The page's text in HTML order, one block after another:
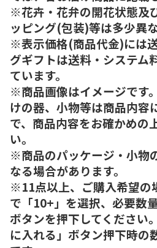
※花卉・花弁の開花状態及
ッピング(包装)等は多少異
※表示価格(商品代金)には
グギフトは送料・システム
ています。
※商品画像はイメージです
けの器、小物等は商品内容
で、商品内容をお確かめの
い。
※商品のパッケージ・小物
なる場合があります。
※11点以上、ご購入希望の
で「10+」を選択、必要数
ボタンを押下してください
に入れる」ボタン押下時の